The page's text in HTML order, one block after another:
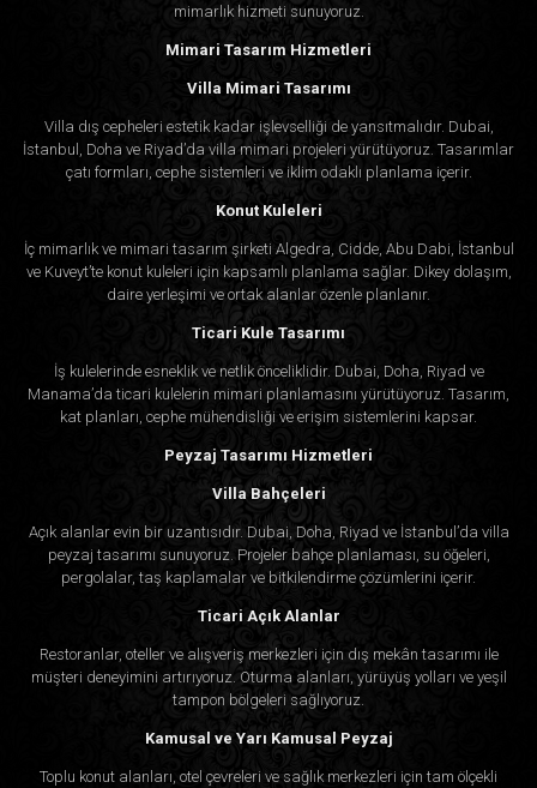
mimarlık hizmeti sunuyoruz.
Mimari Tasarım Hizmetleri
Villa Mimari Tasarımı
Villa dış cepheleri estetik kadar işlevselliği de yansıtmalıdır. Dubai,
İstanbul, Doha ve Riyad’da villa mimari projeleri yürütüyoruz. Tasarımlar
çatı formları, cephe sistemleri ve iklim odaklı planlama içerir.
Konut Kuleleri
İç mimarlık ve mimari tasarım şirketi Algedra, Cidde, Abu Dabi, İstanbul
ve Kuveyt’te konut kuleleri için kapsamlı planlama sağlar. Dikey dolaşım,
daire yerleşimi ve ortak alanlar özenle planlanır.
Ticari Kule Tasarımı
İş kulelerinde esneklik ve netlik önceliklidir. Dubai, Doha, Riyad ve
Manama’da ticari kulelerin mimari planlamasını yürütüyoruz. Tasarım,
kat planları, cephe mühendisliği ve erişim sistemlerini kapsar.
Peyzaj Tasarımı Hizmetleri
Villa Bahçeleri
Açık alanlar evin bir uzantısıdır. Dubai, Doha, Riyad ve İstanbul’da villa
peyzaj tasarımı sunuyoruz. Projeler bahçe planlaması, su öğeleri,
pergolalar, taş kaplamalar ve bitkilendirme çözümlerini içerir.
Ticari Açık Alanlar
Restoranlar, oteller ve alışveriş merkezleri için dış mekân tasarımı ile
müşteri deneyimini artırıyoruz. Oturma alanları, yürüyüş yolları ve yeşil
tampon bölgeleri sağlıyoruz.
Kamusal ve Yarı Kamusal Peyzaj
Toplu konut alanları, otel çevreleri ve sağlık merkezleri için tam ölçekli